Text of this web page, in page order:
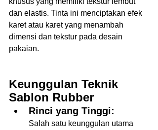
dan elastis. Tinta ini menciptakan efek
karet atau karet yang menambah
dimensi dan tekstur pada desain
pakaian.
Keunggulan Teknik
Sablon Rubber
Rinci yang Tinggi:
Salah satu keunggulan utama